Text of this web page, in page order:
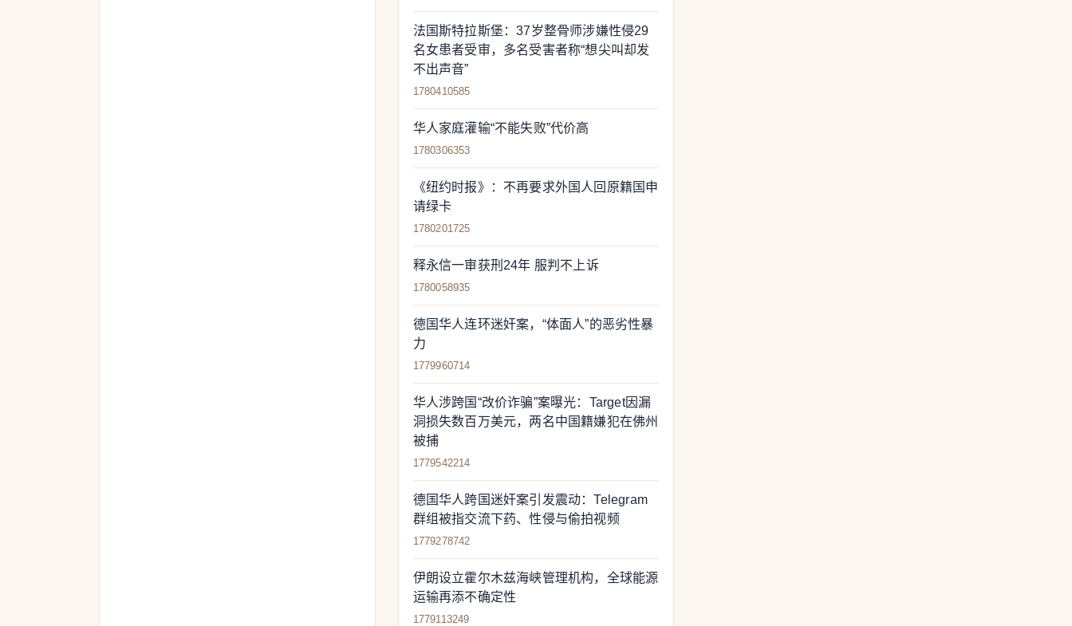
法国斯特拉斯堡：37岁整骨师涉嫌性侵29
名女患者受审，多名受害者称“想尖叫却发
不出声音”
1780410585
华人家庭灌输“不能失败”代价高
1780306353
《纽约时报》：不再要求外国人回原籍国申
请绿卡
1780201725
释永信一审获刑24年 服判不上诉
1780058935
德国华人连环迷奸案，“体面人”的恶劣性暴
力
1779960714
华人涉跨国“改价诈骗”案曝光：Target因漏
洞损失数百万美元，两名中国籍嫌犯在佛州
被捕
1779542214
德国华人跨国迷奸案引发震动：Telegram
群组被指交流下药、性侵与偷拍视频
1779278742
伊朗设立霍尔木兹海峡管理机构，全球能源
运输再添不确定性
1779113249